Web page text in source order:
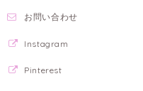
お問い合わせ
Instagram
Pinterest